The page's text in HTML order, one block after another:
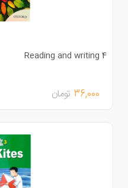
Reading and writing
36,000تومان